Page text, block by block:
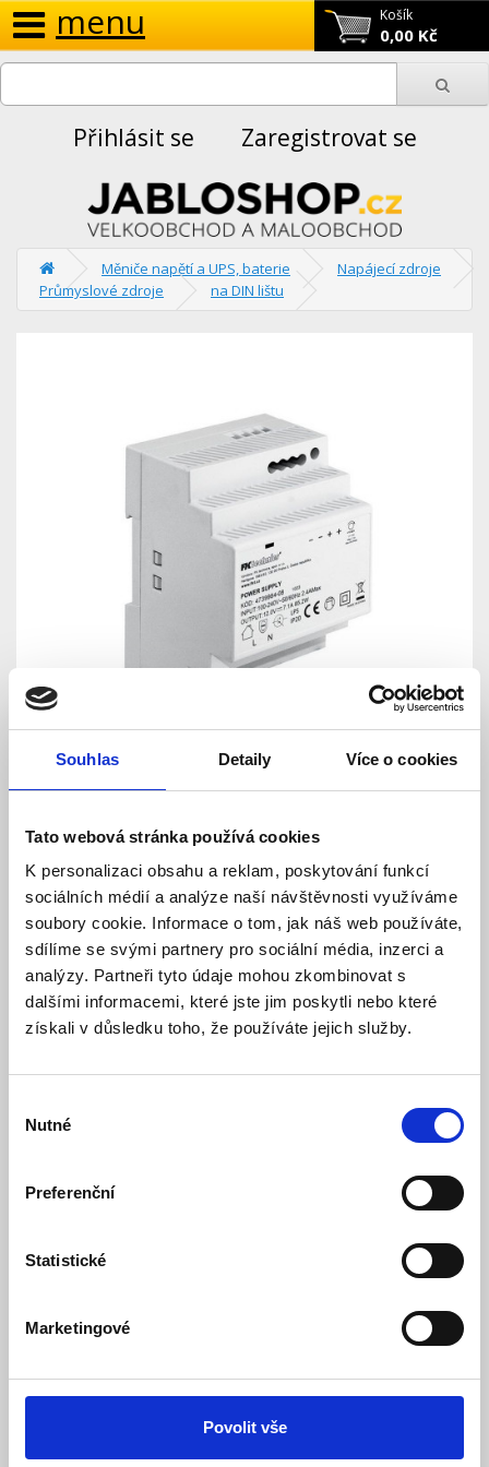
Souhlas Detaily Více o cookies
Tato webová stránka používá cookies
K personalizaci obsahu a reklam, poskytování funkcí
sociálních médií a analýze naší návštěvnosti využíváme
soubory cookie. Informace o tom, jak náš web používáte,
sdílíme se svými partnery pro sociální média, inzerci a
analýzy. Partneři tyto údaje mohou zkombinovat s
dalšími informacemi, které jste jim poskytli nebo které
získali v důsledku toho, že používáte jejich služby.
souhlasu
Nutné
Preferenční
Statistické
Marketingové
Povolit vše
Košík
0,00 Kč
menu
Přihlásit se Zaregistrovat se
Měniče napětí a UPS, baterie
Napájecí zdroje
Průmyslové zdroje
na DIN lištu
Spínaný zdroj na DIN lištu
12V / 85,2W, 7,1A
Model: FKPWR85 -12 DIN Y - 4739984-08 | Výrobce: FK technics
Produktové číslo: 745 / 005174
Doporučená koncová cena s DPH:
829 Kč
Vaše cena bez DPH:
617,00 Kč
Vaše cena včetně DPH:
747 Kč
Ke stažení (1)